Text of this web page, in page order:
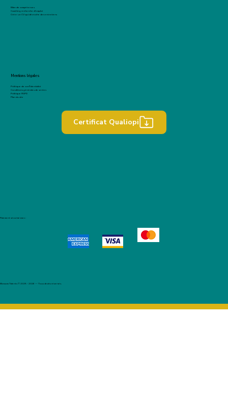
Bilan de compétences
Coaching recherche d'emploi
Créer un CV qui décroche des entretiens
Mentions légales
Politique de confidentialité
Conditions générales de ventes
Politique RGPD
Plan du site
Certificat Qualiopi
Paiement sécurisé avec :
Blossom Talents © 2025 - 2026 — Tous droits réservés.